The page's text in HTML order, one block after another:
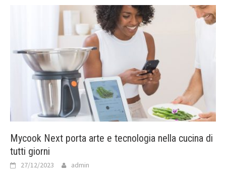
Mycook Next porta arte e tecnologia nella cucina di
tutti giorni
27/12/2023 admin